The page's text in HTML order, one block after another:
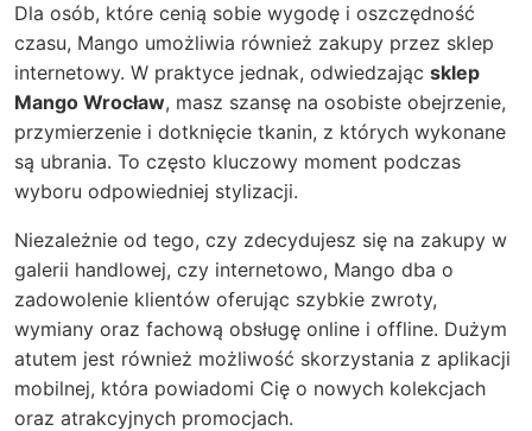
Dla osób, które cenią sobie wygodę i oszczędność
czasu, Mango umożliwia również zakupy przez sklep
internetowy. W praktyce jednak, odwiedzając sklep
Mango Wrocław, masz szansę na osobiste obejrzenie,
przymierzenie i dotknięcie tkanin, z których wykonane
są ubrania. To często kluczowy moment podczas
wyboru odpowiedniej stylizacji.
Niezależnie od tego, czy zdecydujesz się na zakupy w
galerii handlowej, czy internetowo, Mango dba o
zadowolenie klientów oferując szybkie zwroty,
wymiany oraz fachową obsługę online i offline. Dużym
atutem jest również możliwość skorzystania z aplikacji
mobilnej, która powiadomi Cię o nowych kolekcjach
oraz atrakcyjnych promocjach.